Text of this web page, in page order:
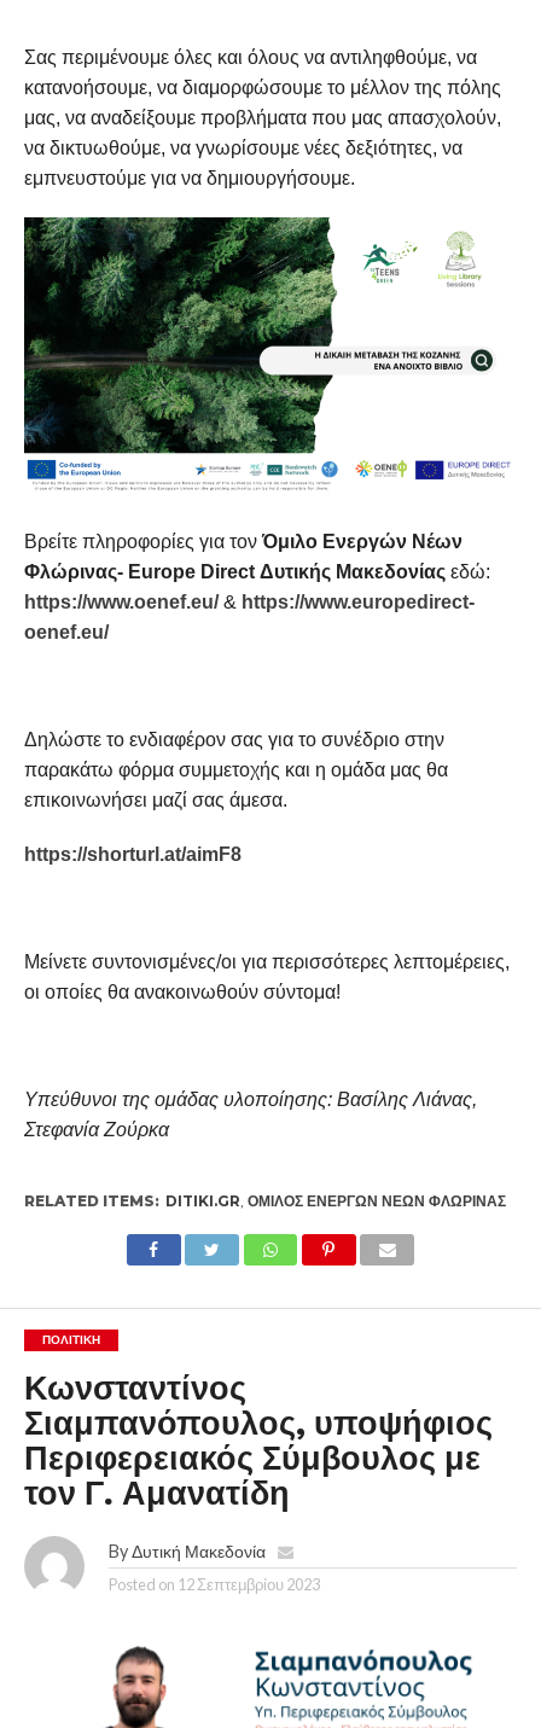
Σας περιμένουμε όλες και όλους να αντιληφθούμε, να
κατανοήσουμε, να διαμορφώσουμε το μέλλον της πόλης
μας, να αναδείξουμε προβλήματα που μας απασχολούν,
να δικτυωθούμε, να γνωρίσουμε νέες δεξιότητες, να
εμπνευστούμε για να δημιουργήσουμε.
Βρείτε πληροφορίες για τονΌμιλο Ενεργών Νέων
Φλώρινας- Europe Direct Δυτικής Μακεδονίας εδώ:
https://www.oenef.eu/& https://www.europedirect-
oenef.eu/
Δηλώστε το ενδιαφέρον σας για το συνέδριο στην
παρακάτω φόρμα συμμετοχής και η ομάδα μας θα
επικοινωνήσει μαζί σας άμεσα.
https://shorturl.at/aimF8
Μείνετε συντονισμένες/οι για περισσότερες λεπτομέρειες,
οι οποίες θα ανακοινωθούν σύντομα!
Υπεύθυνοι της ομάδας υλοποίησης: Βασίλης Λιάνας,
Στεφανία Ζούρκα
RELATED ITEMS: DITIKI.GR ΟΜΙΛΟΣ ΕΝΕΡΓΩΝ ΝΕΩΝ ΦΛΩΡΙΝΑΣ
ΠΟΛΙΤΙΚΉ
Κωνσταντίνος
Σιαμπανόπουλος, υποψήφιος
Περιφερειακός Σύμβουλος με
τον Γ. Αμανατίδη
By Δυτική Μακεδονία
Posted on 12 Σεπτεμβρίου 2023